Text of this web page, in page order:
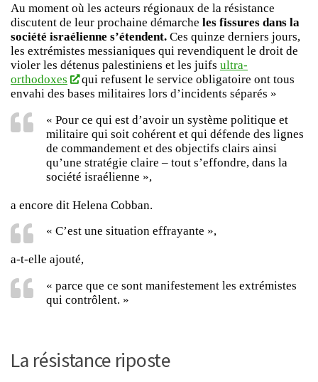
Au moment où les acteurs régionaux de la résistance
discutent de leur prochaine démarche les fissures dans la
société israélienne s’étendent. Ces quinze derniers jours,
les extrémistes messianiques qui revendiquent le droit de
violer les détenus palestiniens et les juifs ultra-
orthodoxes
qui refusent le service obligatoire ont tous
envahi des bases militaires lors d’incidents séparés »
« Pour ce qui est d’avoir un système politique et
militaire qui soit cohérent et qui défende des lignes
de commandement et des objectifs clairs ainsi
qu’une stratégie claire – tout s’effondre, dans la
société israélienne »,
a encore dit Helena Cobban.
« C’est une situation effrayante »,
a-t-elle ajouté,
« parce que ce sont manifestement les extrémistes
qui contrôlent. »
La résistance riposte